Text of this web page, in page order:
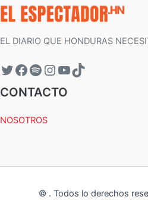
EL DIARIO QUE HONDURAS
CONTACTO
NOSOTROS
© . Todos lo derechos